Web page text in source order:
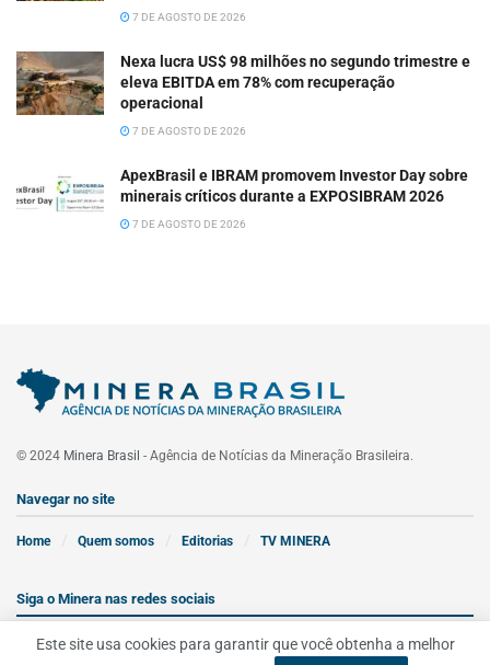
7 DE AGOSTO DE 2026
Nexa lucra US$ 98 milhões no segundo trimestre e
eleva EBITDA em 78% com recuperação
operacional
7 DE AGOSTO DE 2026
ApexBrasil e IBRAM promovem Investor Day sobre
minerais críticos durante a EXPOSIBRAM 2026
7 DE AGOSTO DE 2026
© 2024 Minera Brasil - Agência de Notícias da Mineração Brasileira.
Navegar no site
Home Quem somos Editorias TV MINERA
Siga o Minera nas redes sociais
Este site usa cookies para garantir que você obtenha a melhor